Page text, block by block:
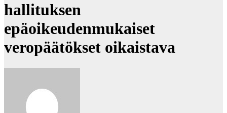
hallituksen
epäoikeudenmukaiset
veropäätökset oikaistava